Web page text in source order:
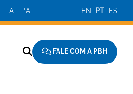
−A +A EN PT ES
FALE COM A PBH